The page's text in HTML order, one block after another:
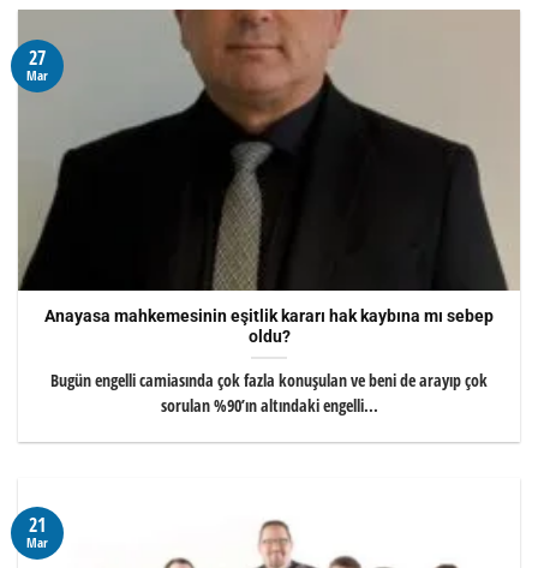
Anayasa mahkemesinin eşitlik kararı hak kaybına mı sebep
oldu?
Bugün engelli camiasında çok fazla konuşulan ve beni de arayıp çok
sorulan %90’ın altındaki engelli...
27
Mar
21
Mar